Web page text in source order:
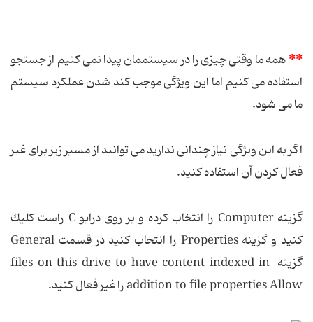
**همه ما وقتی چیزی را در سیستممان پیدا نمی كنیم از جستجو
استفاده می كنیم اما این ویژگی موجب كند شدن عملكرد سیستم
ما می شود.
اگر به این ویژگی نیاز چندانی ندارید می توانید از مسیر زیر برای غیر
فعال كردن آن استفاده كنید.
گزینه Computer را انتخاب كرده و بر روی درایو C راست كلیك
كنید و گزینه Properties را انتخاب كنید در قسمت General
گزینه files on this drive to have content indexed in
addition to file properties Allow را غیر فعال كنید.